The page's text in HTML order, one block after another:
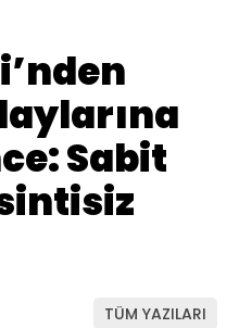
Sabit
TÜM YAZILARI